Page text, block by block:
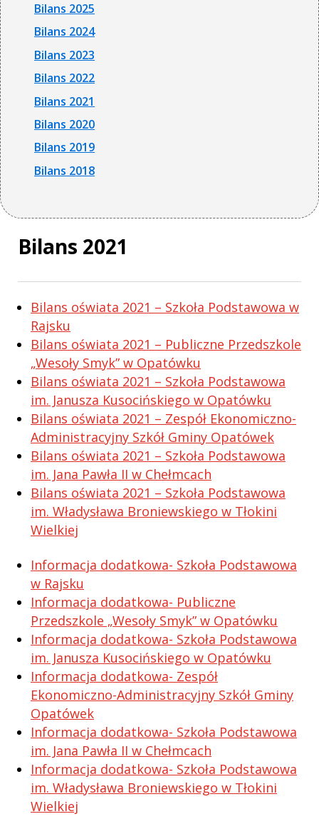
Bilans 2025
Bilans 2024
Bilans 2023
Bilans 2022
Bilans 2021
Bilans 2020
Bilans 2019
Bilans 2018
Bilans 2021
Bilans oświata 2021 – Szkoła Podstawowa w
Rajsku
Bilans oświata 2021 – Publiczne Przedszkole
„Wesoły Smyk” w Opatówku
Bilans oświata 2021 – Szkoła Podstawowa
im. Janusza Kusocińskiego w Opatówku
Bilans oświata 2021 – Zespół Ekonomiczno-
Administracyjny Szkół Gminy Opatówek
Bilans oświata 2021 – Szkoła Podstawowa
im. Jana Pawła II w Chełmcach
Bilans oświata 2021 – Szkoła Podstawowa
im. Władysława Broniewskiego w Tłokini
Wielkiej
Informacja dodatkowa- Szkoła Podstawowa
w Rajsku
Informacja dodatkowa- Publiczne
Przedszkole „Wesoły Smyk” w Opatówku
Informacja dodatkowa- Szkoła Podstawowa
im. Janusza Kusocińskiego w Opatówku
Informacja dodatkowa- Zespół
Ekonomiczno-Administracyjny Szkół Gminy
Opatówek
Informacja dodatkowa- Szkoła Podstawowa
im. Jana Pawła II w Chełmcach
Informacja dodatkowa- Szkoła Podstawowa
im. Władysława Broniewskiego w Tłokini
Wielkiej